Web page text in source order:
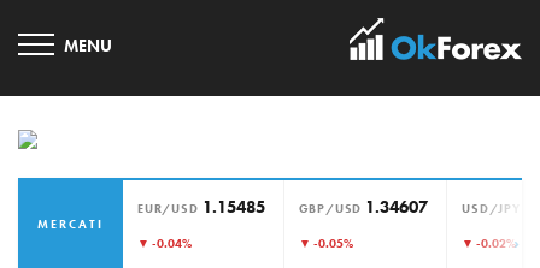
MERCATI
EUR/USD 1.15485
▼ -0.04%
GBP/USD 1.34607
▼ -0.05%
USD/JPY
▼ -0.02%›